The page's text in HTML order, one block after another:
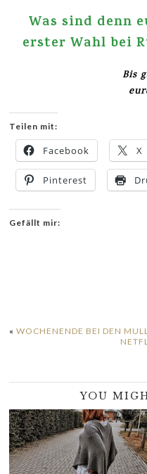
Was sind denn
erster Wahl bei
Bis
Teilen mit:
Facebook X
Pinterest
Gefällt mir:
«WOCHENENDE BEI DEN
YOU